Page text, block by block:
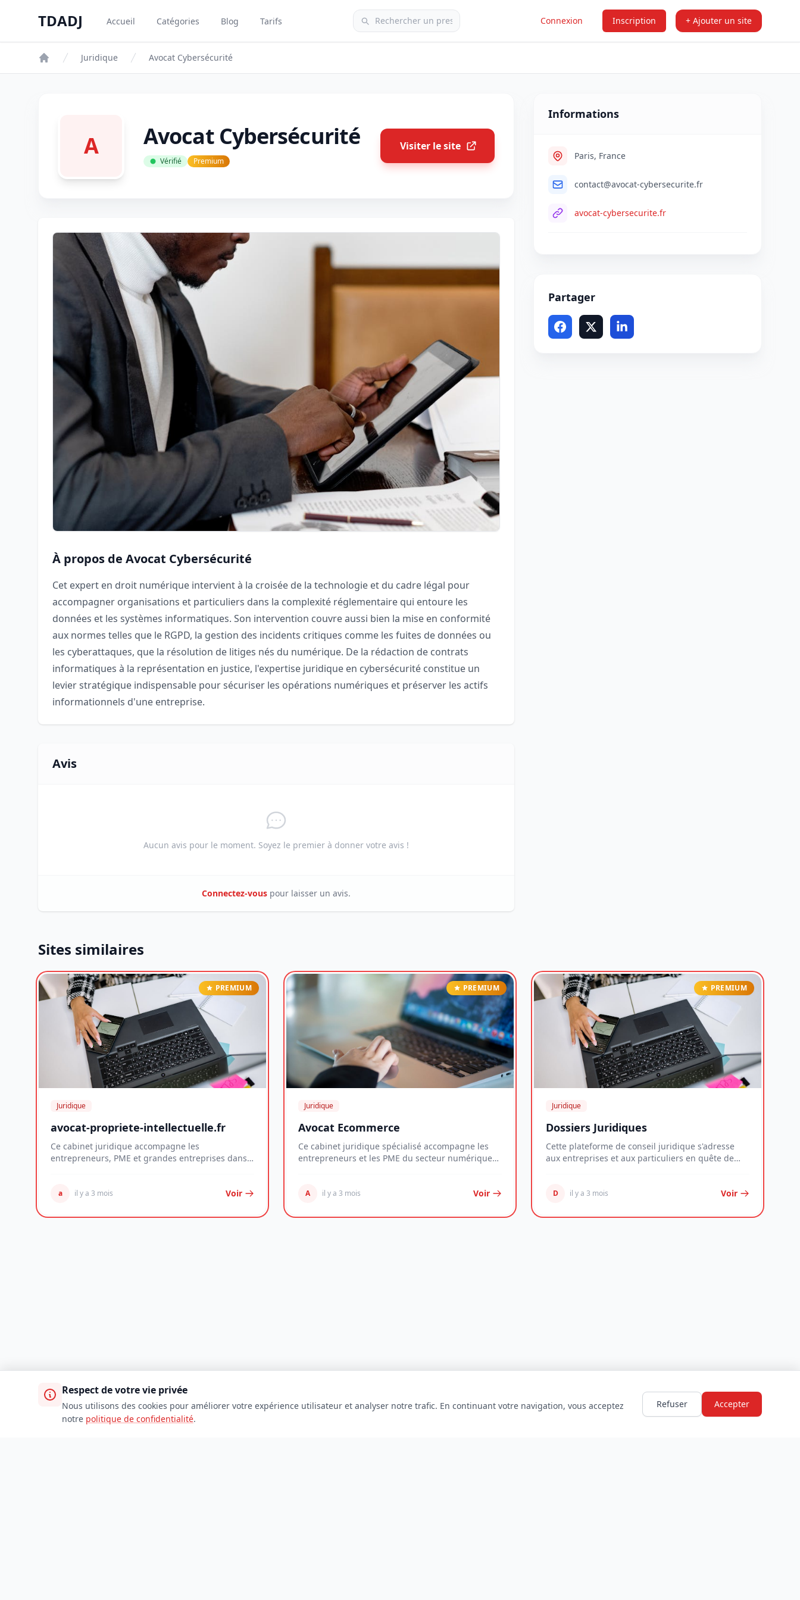
TDADJ
TDADJ Accueil Catégories Blog Tarifs Connexion Inscription + Ajouter un site
Juridique Avocat Cybersécurité
A Avocat Cybersécurité
Vérifié Premium
Visiter le site
À propos de Avocat Cybersécurité
Cet expert en droit numérique intervient à la croisée de la technologie et du cadre légal pour
accompagner organisations et particuliers dans la complexité réglementaire qui entoure les
données et les systèmes informatiques. Son intervention couvre aussi bien la mise en conformité
aux normes telles que le RGPD, la gestion des incidents critiques comme les fuites de données ou
les cyberattaques, que la résolution de litiges nés du numérique. De la rédaction de contrats
informatiques à la représentation en justice, l'expertise juridique en cybersécurité constitue un
levier stratégique indispensable pour sécuriser les opérations numériques et préserver les actifs
informationnels d'une entreprise.
Avis
Aucun avis pour le moment. Soyez le premier à donner votre avis !
Connectez-vous pour laisser un avis.
Informations
Paris, France
contact@avocat-cybersecurite.fr
avocat-cybersecurite.fr
Partager
Sites similaires
PREMIUM
Juridique
avocat-propriete-intellectuelle.fr
Ce cabinet juridique accompagne les
entrepreneurs, PME et grandes entreprises dans
a il y a 3 mois Voir
PREMIUM
Juridique
Avocat Ecommerce
Ce cabinet juridique spécialisé accompagne les
entrepreneurs et les PME du secteur numérique
A il y a 3 mois Voir
PREMIUM
Juridique
Dossiers Juridiques
Cette plateforme de conseil juridique s'adresse
aux entreprises et aux particuliers en quête de
D il y a 3 mois Voir
Respect de votre vie privée
Nous utilisons des cookies pour améliorer votre expérience utilisateur et analyser notre trafic. En continuant votre navigation, vous acceptez
notre politique de confidentialité.
Refuser Accepter